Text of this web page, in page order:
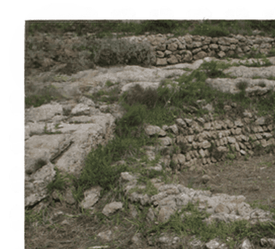
Italiano English Français Deutsch Español
Menu